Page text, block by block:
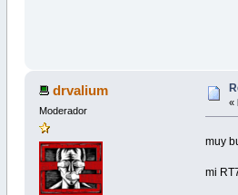
drvalium
Moderador
«
muy
mi